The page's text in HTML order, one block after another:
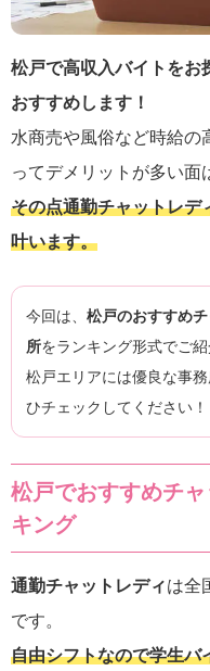
松戸で高収入バイトをお
おすすめします！
水商売や風俗など時給の
ってデメリットが多い面
その点通勤チャットレデ
叶います。
今回は、 松戸のおすすめ
所をランキング形式でご紹
松戸エリアには優良な事
ひチェックしてください！
松戸でおすすめチ
キング
通勤チャットレディは全
です。
自由シフトなので学生バ